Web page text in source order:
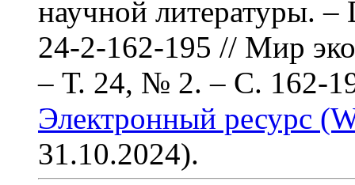
научной литературы.
24-2-162-195 // Мир
– Т. 24, № 2. – С. 162-
Электронный ресурс
31.10.2024).